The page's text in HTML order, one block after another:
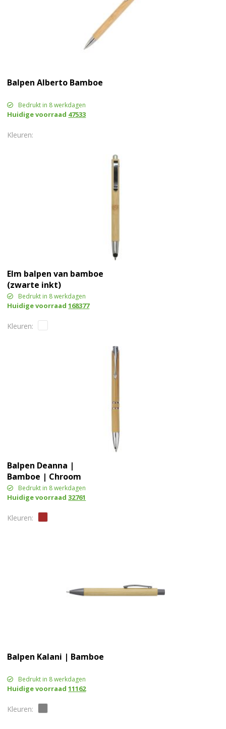
Balpen Alberto Bamboe
Bedrukt in 8 werkdagen
Huidige voorraad 47533
Elm balpen van bamboe
(zwarte inkt)
Bedrukt in 8 werkdagen
Huidige voorraad168377
Balpen Deanna |
Bamboe | Chroom
Bedrukt in 8 werkdagen
Huidige voorraad32761
Balpen Kalani | Bamboe
Bedrukt in 8 werkdagen
Huidige voorraad11162